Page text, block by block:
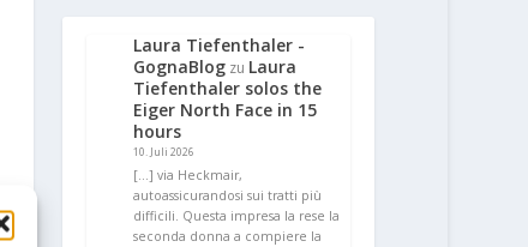
Laura Tiefenthaler -
GognaBlog zu Laura
Tiefenthaler solos the
Eiger North Face in 15
hours
10. Juli 2026
[…] via Heckmair,
autoassicurandosi sui tratti più
difficili. Questa impresa la rese la
seconda donna a compiere la